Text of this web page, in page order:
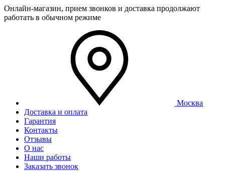
Онлайн-магазин, прием звонков и доставка продолжают
работать в обычном режиме
Москва
Доставка и оплата
Гарантия
Контакты
Отзывы
О нас
Наши работы
Заказать звонок